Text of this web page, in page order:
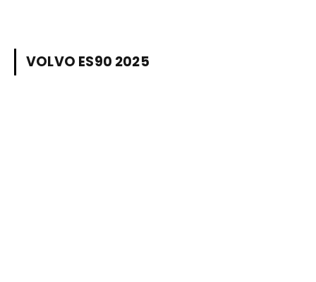
VOLVO ES90 2025